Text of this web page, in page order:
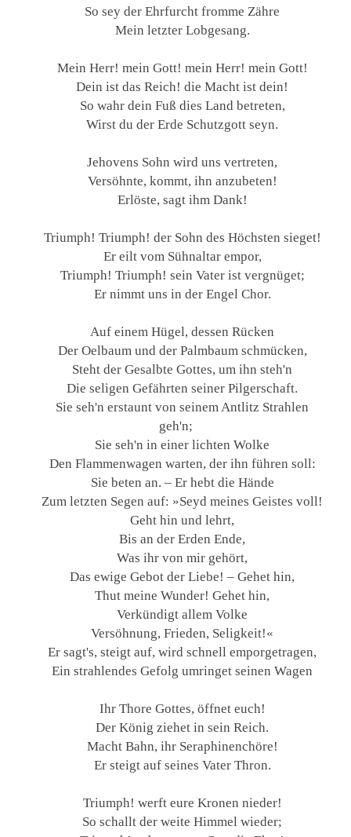
So sey der Ehrfurcht fromme Zähre
Mein letzter Lobgesang.
Mein Herr! mein Gott! mein Herr! mein Gott!
Dein ist das Reich! die Macht ist dein!
So wahr dein Fuß dies Land betreten,
Wirst du der Erde Schutzgott seyn.
Jehovens Sohn wird uns vertreten,
Versöhnte, kommt, ihn anzubeten!
Erlöste, sagt ihm Dank!
Triumph! Triumph! der Sohn des Höchsten sieget!
Er eilt vom Sühnaltar empor,
Triumph! Triumph! sein Vater ist vergnüget;
Er nimmt uns in der Engel Chor.
Auf einem Hügel, dessen Rücken
Der Oelbaum und der Palmbaum schmücken,
Steht der Gesalbte Gottes, um ihn steh'n
Die seligen Gefährten seiner Pilgerschaft.
Sie seh'n erstaunt von seinem Antlitz Strahlen
geh'n;
Sie seh'n in einer lichten Wolke
Den Flammenwagen warten, der ihn führen soll:
Sie beten an. – Er hebt die Hände
Zum letzten Segen auf: »Seyd meines Geistes voll!
Geht hin und lehrt,
Bis an der Erden Ende,
Was ihr von mir gehört,
Das ewige Gebot der Liebe! – Gehet hin,
Thut meine Wunder! Gehet hin,
Verkündigt allem Volke
Versöhnung, Frieden, Seligkeit!«
Er sagt's, steigt auf, wird schnell emporgetragen,
Ein strahlendes Gefolg umringet seinen Wagen
Ihr Thore Gottes, öffnet euch!
Der König ziehet in sein Reich.
Macht Bahn, ihr Seraphinenchöre!
Er steigt auf seines Vater Thron.
Triumph! werft eure Kronen nieder!
So schallt der weite Himmel wieder;